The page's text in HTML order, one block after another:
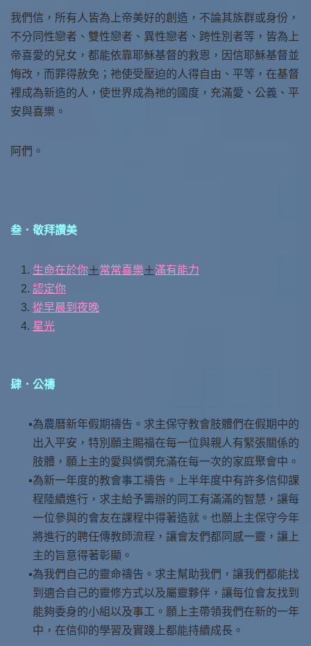
我們信，所有人皆為上帝美好的創造，不論其族群或身份，
不分同性戀者、雙性戀者、異性戀者、跨性別者等，皆為上
帝喜愛的兒女，都能依靠耶穌基督的救恩，因信耶穌基督並
悔改，而罪得赦免；祂使受壓迫的人得自由、平等，在基督
裡成為新造的人，使世界成為祂的國度，充滿愛、公義、平
安與喜樂。
阿們。
叁．敬拜讚美
生命在於你＋常常喜樂＋滿有能力
認定你
從早晨到夜晚
星光
肆．公禱
為農曆新年假期禱告。求主保守教會肢體們在假期中的
出入平安，特別願主賜福在每一位與親人有緊張關係的
肢體，願上主的愛與憐憫充滿在每一次的家庭聚會中。
為新一年度的教會事工禱告。上半年度中有許多信仰課
程陸續進行，求主給予籌辦的同工有滿滿的智慧，讓每
一位參與的會友在課程中得著造就。也願上主保守今年
將進行的聘任傳教師流程，讓會友們都同感一靈，讓上
主的旨意得著彰顯。
為我們自己的靈命禱告。求主幫助我們，讓我們都能找
到適合自己的靈修方式以及屬靈夥伴，讓每位會友找到
能夠委身的小組以及事工。願上主帶領我們在新的一年
中，在信仰的學習及實踐上都能持續成長。